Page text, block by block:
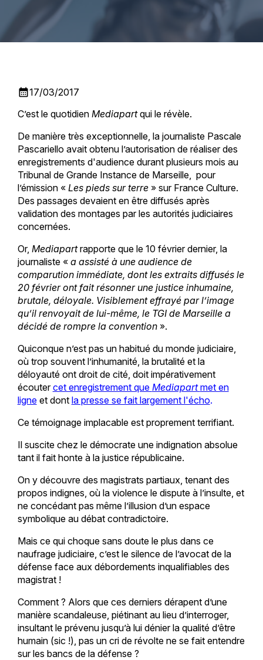
calendar_month17/03/2017
C’est le quotidien Mediapartqui le révèle.
De manière très exceptionnelle, la journaliste Pascale
Pascariello avait obtenu l’autorisation de réaliser des
enregistrements d'audience durant plusieurs mois au
Tribunal de Grande Instance de Marseille, pour
l’émission « Les pieds sur terre» sur France Culture.
Des passages devaient en être diffusés après
validation des montages par les autorités judiciaires
concernées.
Or, Mediapartrapporte que le 10 février dernier, la
journaliste « a assisté à une audience de
comparution immédiate, dont les extraits diffusés le
20 février ont fait résonner une justice inhumaine,
brutale, déloyale. Visiblement effrayé par l’image
qu’il renvoyait de lui-même, le TGI de Marseille a
décidé de rompre la convention».
Quiconque n’est pas un habitué du monde judiciaire,
où trop souvent l’inhumanité, la brutalité et la
déloyauté ont droit de cité, doit impérativement
écoutercet enregistrement que Mediapartmet en
ligneet dont la presse se fait largement l'écho.
Ce témoignage implacable est proprement terrifiant.
Il suscite chez le démocrate une indignation absolue
tant il fait honte à la justice républicaine.
On y découvre des magistrats partiaux, tenant des
propos indignes, où la violence le dispute à l’insulte, et
ne concédant pas même l’illusion d’un espace
symbolique au débat contradictoire.
Mais ce qui choque sans doute le plus dans ce
naufrage judiciaire, c’est le silence de l’avocat de la
défense face aux débordements inqualifiables des
magistrat !
Comment ? Alors que ces derniers dérapent d’une
manière scandaleuse, piétinant au lieu d’interroger,
insultant le prévenu jusqu’à lui dénier la qualité d’être
humain (sic !), pas un cri de révolte ne se fait entendre
sur les bancs de la défense ?